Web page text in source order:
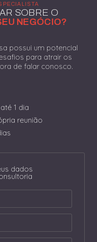
SOBRE O
NEGÓCIO?
possui um potencial
para atrair os
de falar conosco.
1 dia
reunião
dados